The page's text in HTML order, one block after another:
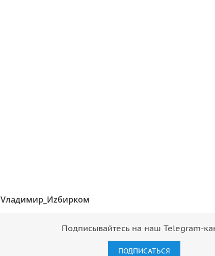
Vладимир_Иzбирком
Подписывайтесь на наш Telegram-
ПОДПИСАТЬСЯ